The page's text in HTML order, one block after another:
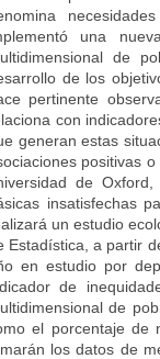
una
de
de los
pertinente
con
generan estas
positivas
de
insatisfechas
un estudio
Estadística, a partir
en estudio por
de
de
el porcentaje de
los datos de